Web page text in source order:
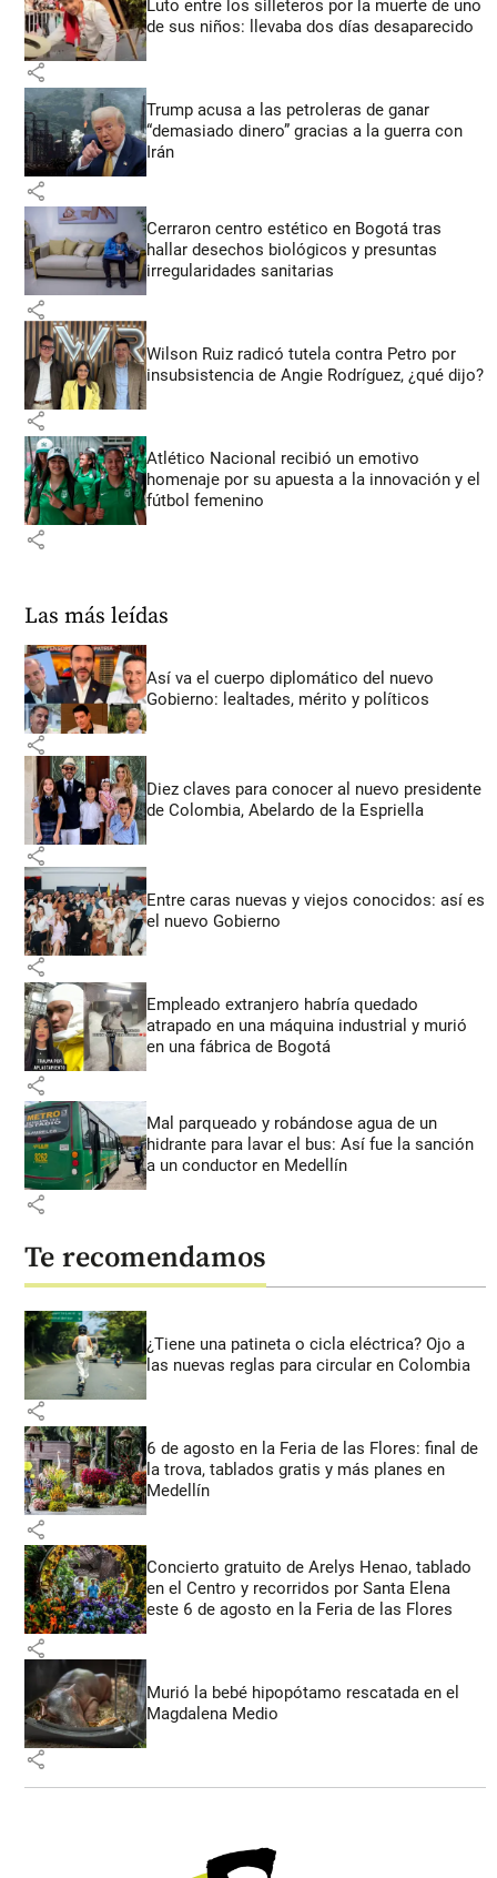
Luto entre los silleteros por la muerte de uno
de sus niños: llevaba dos días desaparecido
share
Trump acusa a las petroleras de ganar
“demasiado dinero” gracias a la guerra con
Irán
share
Cerraron centro estético en Bogotá tras
hallar desechos biológicos y presuntas
irregularidades sanitarias
share
Wilson Ruiz radicó tutela contra Petro por
insubsistencia de Angie Rodríguez, ¿qué dijo?
share
Atlético Nacional recibió un emotivo
homenaje por su apuesta a la innovación y el
fútbol femenino
share
Las más leídas
Así va el cuerpo diplomático del nuevo
Gobierno: lealtades, mérito y políticos
share
Diez claves para conocer al nuevo presidente
de Colombia, Abelardo de la Espriella
share
Entre caras nuevas y viejos conocidos: así es
el nuevo Gobierno
share
Empleado extranjero habría quedado
atrapado en una máquina industrial y murió
en una fábrica de Bogotá
share
Mal parqueado y robándose agua de un
hidrante para lavar el bus: Así fue la sanción
a un conductor en Medellín
share
Te recomendamos
¿Tiene una patineta o cicla eléctrica? Ojo a
las nuevas reglas para circular en Colombia
share
6 de agosto en la Feria de las Flores: final de
la trova, tablados gratis y más planes en
Medellín
share
Concierto gratuito de Arelys Henao, tablado
en el Centro y recorridos por Santa Elena
este 6 de agosto en la Feria de las Flores
share
Murió la bebé hipopótamo rescatada en el
Magdalena Medio
share